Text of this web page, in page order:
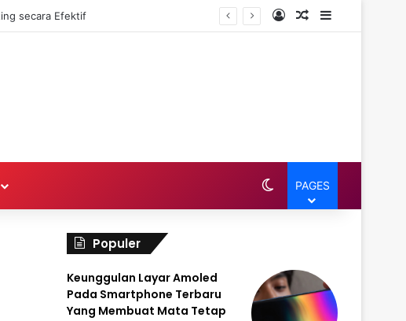
secara Efektif Log InRandom Article
Sidebar
Switch skin
PAGES
Populer
Keunggulan Layar Amoled
Pada Smartphone Terbaru
Yang Membuat Mata Tetap